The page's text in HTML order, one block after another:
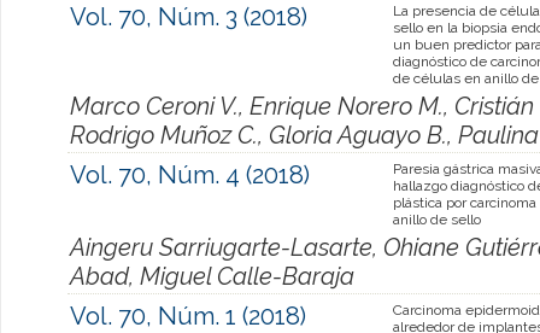
Vol. 70, Núm. 3 (2018)
La presencia de
sello en la biopsia
un buen predictor
diagnóstico de
de células en anillo
Marco Ceroni V., Enrique Norero M.,
Rodrigo Muñoz C., Gloria Aguayo B.,
Vol. 70, Núm. 4 (2018)
Paresia gástrica
hallazgo diagnóstico
plástica por
anillo de sello
Aingeru Sarriugarte-Lasarte, Ohiane
Abad, Miguel Calle-Baraja
Vol. 70, Núm. 1 (2018)
Carcinoma
alrededor de